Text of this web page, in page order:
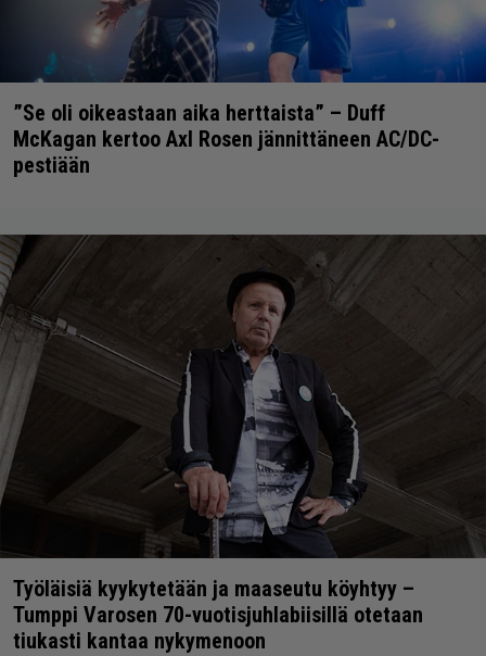
”Se oli oikeastaan aika herttaista” – Duff
McKagan kertoo Axl Rosen jännittäneen AC/DC-
pestiään
Työläisiä kyykytetään ja maaseutu köyhtyy –
Tumppi Varosen 70-vuotisjuhlabiisillä otetaan
tiukasti kantaa nykymenoon